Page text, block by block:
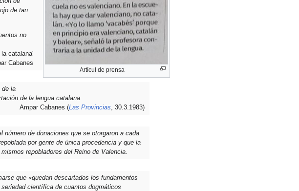
Artícul de prensa
de tan
no
catalana'
Cabanes
de la
de la lengua catalana
Ampar Cabanes (Las Provincias, 30.3.1983)
número de donaciones que se otorgaron a cada
por gente de única procedencia y que la
repobladores del Reino de Valencia.
que «quedan descartados los fundamentos
científica de cuantos dogmáticos